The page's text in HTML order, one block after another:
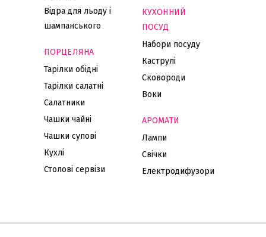
Відра для льоду і
шампанського
ПОРЦЕЛЯНА
Тарілки обідні
Тарілки салатні
Салатники
Чашки чайні
Чашки супові
Кухлі
Столові сервізи
КУХОННИЙ
ПОСУД
Набори посуду
Каструлі
Сковороди
Воки
АРОМАТИ
Лампи
Свічки
Електродифузори